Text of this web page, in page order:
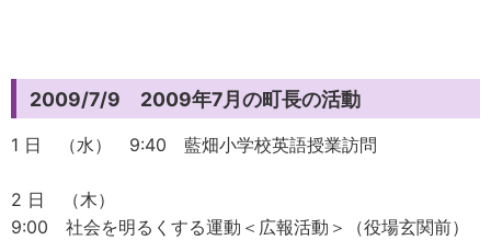
2009/7/9 2009年7月の町長の活動
1 日 （水） 9:40 藍畑小学校英語授業訪問
2 日 （木）
9:00 社会を明るくする運動＜広報活動＞（役場玄関前）